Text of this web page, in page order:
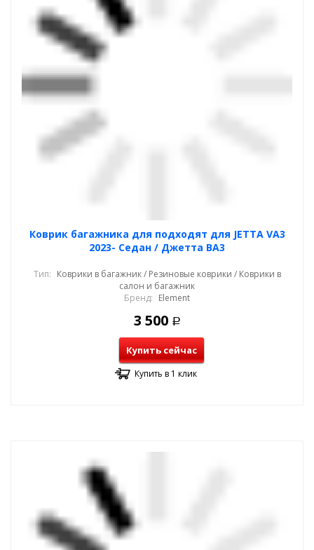
Коврик багажника для подходят для JETTA VA3
2023- Седан / Джетта ВА3
Тип: Коврики в багажник / Резиновые коврики / Коврики в
салон и багажник
Бренд: Element
3 500 Р
Купить сейчас
Купить в 1 клик